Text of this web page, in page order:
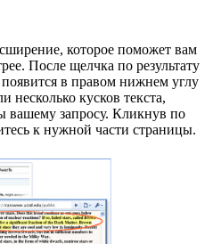
которое поможет вам
После щелчка по результату
появится в правом нижнем углу
несколько кусков текста,
вашему запросу. Кликнув по
к нужной части страницы.